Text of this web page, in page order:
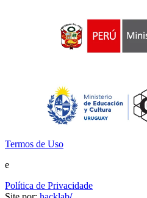
Termos de Uso
e
Política de Privacidade